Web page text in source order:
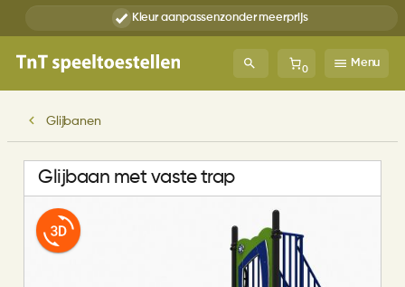
Kleur aanpassenzonder meerprijs
0
Menu
Glijbanen
Glijbaan met vaste trap